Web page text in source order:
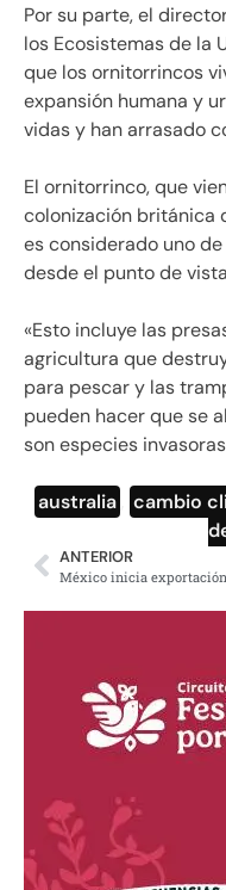
Por su parte, el
los Ecosistemas de la
que los ornitorrincos
expansión humana y
vidas y han arrasado
El ornitorrinco, que
colonización británica
es considerado uno
desde el punto de
«Esto incluye las
agricultura que
para pescar y las
pueden hacer que se
son especies
australia cambio
ANTERIOR